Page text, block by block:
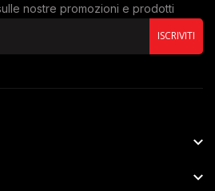
nostre promozioni e prodotti
ISCRIVITI